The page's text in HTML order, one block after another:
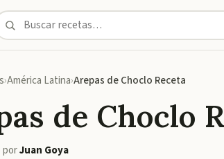
América Latina Arepas de Choclo Receta
de Choclo
porJuan Goya